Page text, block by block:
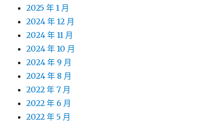
2025 年 1 月
2024 年 12 月
2024 年 11 月
2024 年 10 月
2024 年 9 月
2024 年 8 月
2022 年 7 月
2022 年 6 月
2022 年 5 月